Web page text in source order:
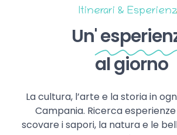
Itinerari &
Un'
al giorno
La cultura, l’arte e la storia in
Campania. Ricerca
scovare i sapori, la natura e le